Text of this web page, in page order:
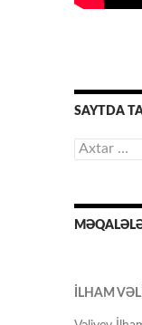
SAYTDA
Axtarış:
İLHAM